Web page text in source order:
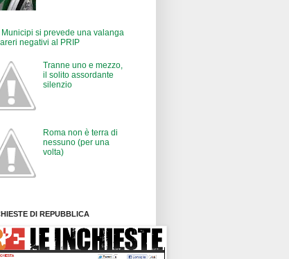
Municipi si prevede una valanga
negativi al PRIP
Tranne uno e mezzo,
il solito assordante
silenzio
Roma non è terra di
nessuno (per una
volta)
DI REPUBBLICA